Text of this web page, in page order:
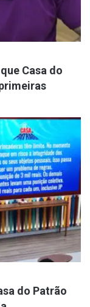
Casa do
do Patrão